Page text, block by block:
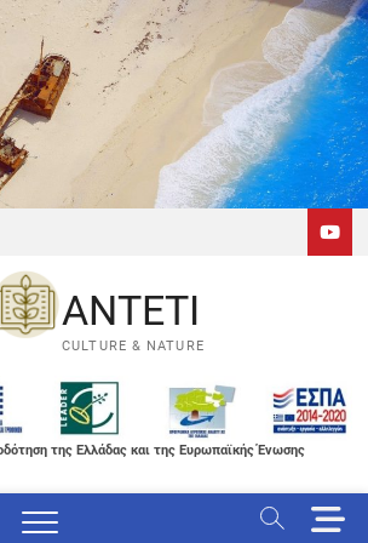
γραμμή εργαλείων
ANTETI
CULTURE & NATURE
της Ελλάδας και της Ευρωπαϊκής Ένωσης
M
e